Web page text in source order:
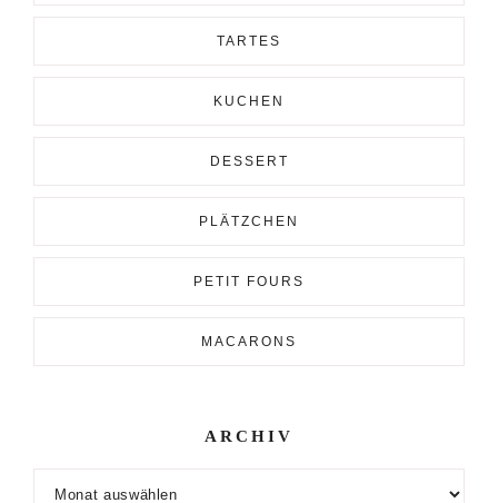
TARTES
KUCHEN
DESSERT
PLÄTZCHEN
PETIT FOURS
MACARONS
ARCHIV